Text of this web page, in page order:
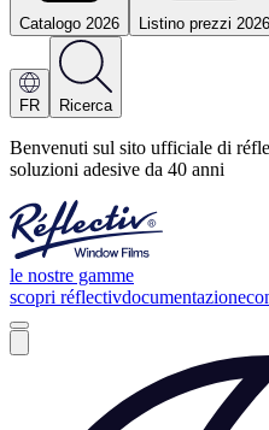
Catalogo 2026 Listino prezzi 2026
FR Ricerca
Benvenuti sul sito ufficiale di
soluzioni adesive da 40 anni
le nostre gamme
scopri réflectivdocumentazione